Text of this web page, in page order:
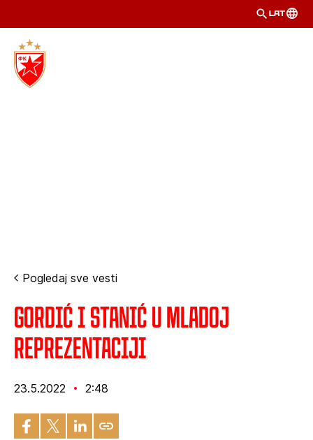
LAT
Pogledaj sve vesti
Gordić i Stanić u mladoj
reprezentaciji
23.5.2022 2:48